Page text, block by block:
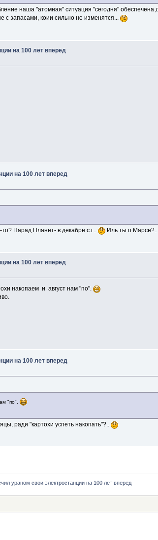
наша "атомная" ситуация "сегодня" обеспечена
с запасами, коии сильно не изменятся...
на 100 лет вперед
на 100 лет вперед
Парад Планет- в декабре с.г... Иль ты о Марсе?..
на 100 лет вперед
накопаем и август нам "по".
на 100 лет вперед
"по".
ради "картохи успеть накопать"?..
ураном свои электростанции на 100 лет вперед